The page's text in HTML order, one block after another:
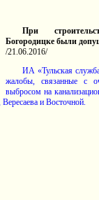
При
Богородицке были
/21.06.2016/
ИА «Тульская
жалобы, связанные с
выбросом на
и Восточной.